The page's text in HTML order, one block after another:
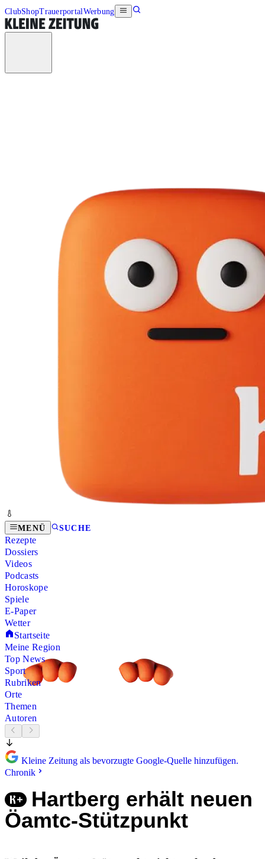
ClubShopTrauerportalWerbung
MENÜ SUCHE
Rezepte
Dossiers
Videos
Podcasts
Horoskope
Spiele
E-Paper
Wetter
Startseite
Meine Region
Top News
Sport
Rubriken
Orte
Themen
Autoren
Kleine Zeitung als bevorzugte Google-Quelle hinzufügen.
Chronik
Hartberg erhält neuen
Öamtc-Stützpunkt